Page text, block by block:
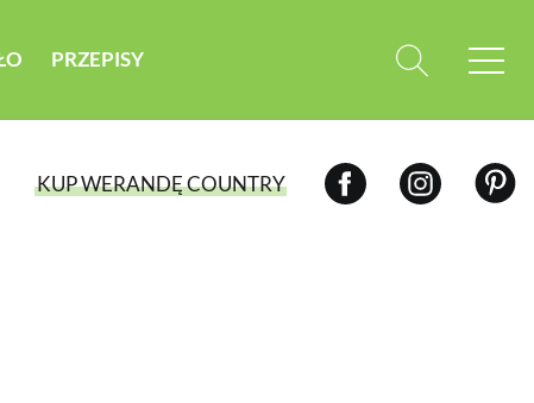
PRZEPISY
KUP WERANDĘ COUNTRY